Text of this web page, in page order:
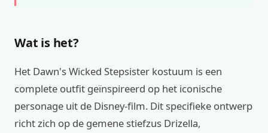
Wat is het?
Het Dawn's Wicked Stepsister kostuum is een
complete outfit geïnspireerd op het iconische
personage uit de Disney-film. Dit specifieke ontwerp
richt zich op de gemene stiefzus Drizella,